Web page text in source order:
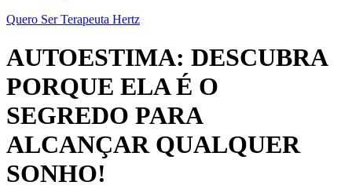
Quero Ser Terapeuta Hertz
AUTOESTIMA: DESCUBRA
PORQUE ELA É O
SEGREDO PARA
ALCANÇAR QUALQUER
SONHO!